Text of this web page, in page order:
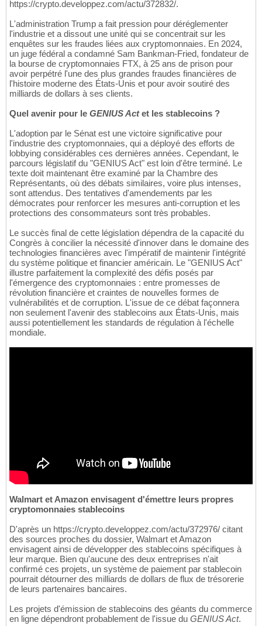
https://crypto.developpez.com/actu/372832/.
L'administration Trump a fait pression pour déréglementer
l'industrie et a dissout une unité qui se concentrait sur les
enquêtes sur les fraudes liées aux cryptomonnaies. En 2024,
un juge fédéral a condamné Sam Bankman-Fried, fondateur de
la bourse de cryptomonnaies FTX, à 25 ans de prison pour
avoir perpétré l'une des plus grandes fraudes financières de
l'histoire moderne des États-Unis et pour avoir soutiré des
milliards de dollars à ses clients.
Quel avenir pour le GENIUS Actet les stablecoins ?
L'adoption par le Sénat est une victoire significative pour
l'industrie des cryptomonnaies, qui a déployé des efforts de
lobbying considérables ces dernières années. Cependant, le
parcours législatif du "GENIUS Act" est loin d'être terminé. Le
texte doit maintenant être examiné par la Chambre des
Représentants, où des débats similaires, voire plus intenses,
sont attendus. Des tentatives d'amendements par les
démocrates pour renforcer les mesures anti-corruption et les
protections des consommateurs sont très probables.
Le succès final de cette législation dépendra de la capacité du
Congrès à concilier la nécessité d'innover dans le domaine des
technologies financières avec l'impératif de maintenir l'intégrité
du système politique et financier américain. Le "GENIUS Act"
illustre parfaitement la complexité des défis posés par
l'émergence des cryptomonnaies : entre promesses de
révolution financière et craintes de nouvelles formes de
vulnérabilités et de corruption. L'issue de ce débat façonnera
non seulement l'avenir des stablecoins aux États-Unis, mais
aussi potentiellement les standards de régulation à l'échelle
mondiale.
Walmart et Amazon envisagent d'émettre leurs propres
cryptomonnaies stablecoins
D'après un https://crypto.developpez.com/actu/372976/ citant
des sources proches du dossier, Walmart et Amazon
envisagent ainsi de développer des stablecoins spécifiques à
leur marque. Bien qu'aucune des deux entreprises n'ait
confirmé ces projets, un système de paiement par stablecoin
pourrait détourner des milliards de dollars de flux de trésorerie
de leurs partenaires bancaires.
Les projets d'émission de stablecoins des géants du commerce
en ligne dépendront probablement de l'issue du GENIUS Act.